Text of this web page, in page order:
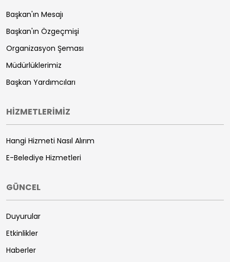
Başkan'ın Mesajı
Başkan'ın Özgeçmişi
Organizasyon Şeması
Müdürlüklerimiz
Başkan Yardımcıları
HİZMETLERİMİZ
Hangi Hizmeti Nasıl Alırım
E-Belediye Hizmetleri
GÜNCEL
Duyurular
Etkinlikler
Haberler